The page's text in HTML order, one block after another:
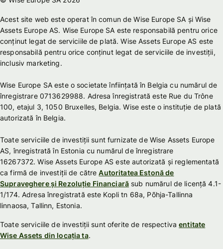
Acest site web este operat în comun de Wise Europe SA și Wise
Assets Europe AS. Wise Europe SA este responsabilă pentru orice
conținut legat de serviciile de plată. Wise Assets Europe AS este
responsabilă pentru orice conținut legat de serviciile de investiții,
inclusiv marketing.
Wise Europe SA este o societate înființată în Belgia cu numărul de
înregistrare 0713629988. Adresa înregistrată este Rue du Trône
100, etajul 3, 1050 Bruxelles, Belgia. Wise este o instituție de plată
autorizată în Belgia.
Toate serviciile de investiții sunt furnizate de Wise Assets Europe
AS, înregistrată în Estonia cu numărul de înregistrare
16267372. Wise Assets Europe AS este autorizată și reglementată
ca firmă de investiții de cătreAutoritatea Estonă de
Supraveghere și Rezoluție Financiară sub numărul de licență 4.1-
1/174. Adresa înregistrată este Kopli tn 68a, Põhja-Tallinna
linnaosa, Tallinn, Estonia.
Toate serviciile de investiții sunt oferite de respectivaentitate
Wise Assets din locația ta.